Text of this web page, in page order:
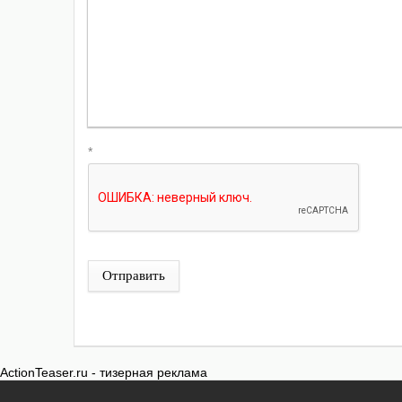
*
Отправить
ActionTeaser.ru - тизерная реклама